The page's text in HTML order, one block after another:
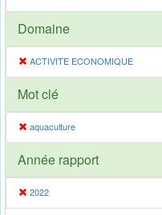
Domaine
ACTIVITE ECONOMIQUE
Mot clé
aquaculture
Année rapport
2022